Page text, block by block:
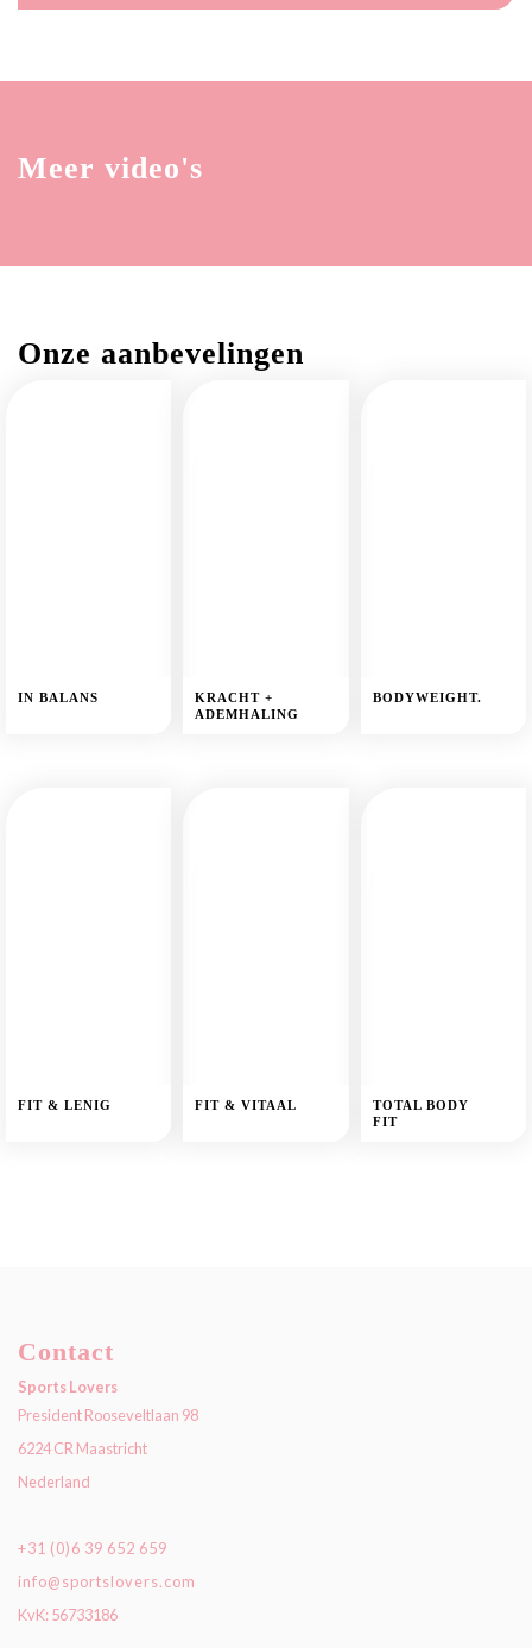
Meer video's
Onze aanbevelingen
IN BALANS
KRACHT +
ADEMHALING
BODYWEIGHT.
FIT & LENIG FIT & VITAAL
TOTAL BODY
FIT
Contact
Sports Lovers
President Rooseveltlaan 98
6224 CR Maastricht
Nederland
+31 (0)6 39 652 659
info@sportslovers.com
KvK: 56733186